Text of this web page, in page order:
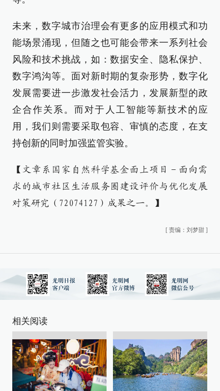
未来，数字城市治理会有更多的应用模式和功
能场景涌现，但随之也可能会带来一系列社会
风险和技术挑战，如：数据安全、隐私保护、
数字鸿沟等。面对新时期的复杂形势，数字化
发展需要进一步激发社会活力，发展新型的政
企合作关系。而对于人工智能等新技术的应
用，我们则需要采取包容、审慎的态度，在支
持创新的同时加强监管实验。
【文章系国家自然科学基金面上项目－面向需
求的城市社区生活服务圈建设评价与优化发展
对策研究（72074127）成果之一。】
[ 责编：刘梦甜 ]
相关阅读